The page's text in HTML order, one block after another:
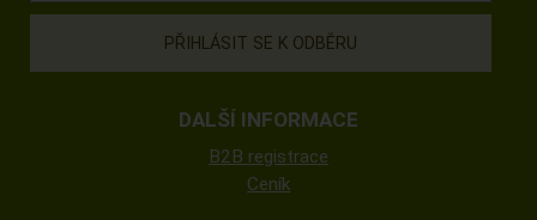
DALŠÍ INFORMACE
B2B registrace
Ceník